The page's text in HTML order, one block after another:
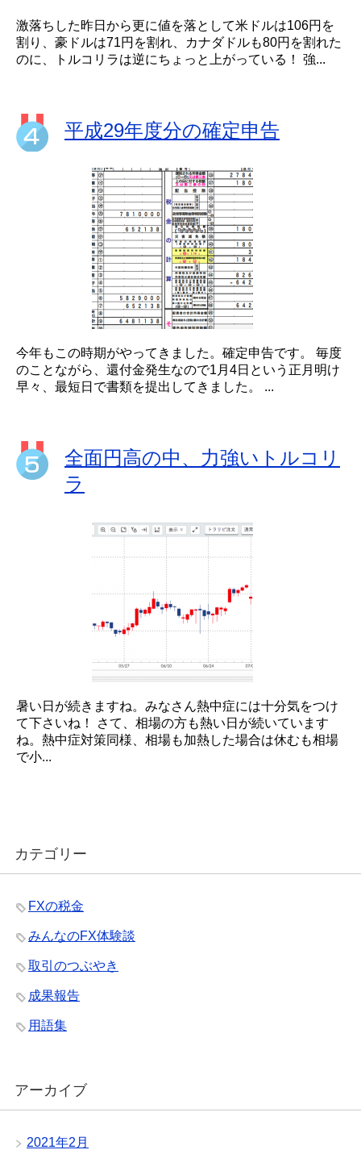
激落ちした昨日から更に値を落として米ドルは106円を
割り、豪ドルは71円を割れ、カナダドルも80円を割れた
のに、トルコリラは逆にちょっと上がっている！ 強...
平成29年度分の確定申告
今年もこの時期がやってきました。確定申告です。 毎度
のことながら、還付金発生なので1月4日という正月明け
早々、最短日で書類を提出してきました。 ...
全面円高の中、力強いトルコリ
ラ
暑い日が続きますね。みなさん熱中症には十分気をつけ
て下さいね！ さて、相場の方も熱い日が続いています
ね。熱中症対策同様、相場も加熱した場合は休むも相場
で小...
カテゴリー
FXの税金
みんなのFX体験談
取引のつぶやき
成果報告
用語集
アーカイブ
2021年2月